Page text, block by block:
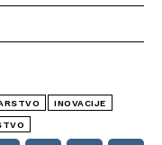
INOVACIJE